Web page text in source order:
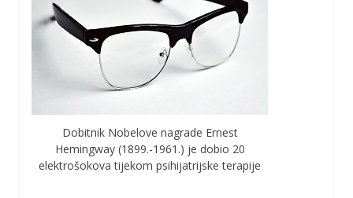
Dobitnik Nobelove nagrade Ernest
Hemingway (1899.-1961.) je dobio 20
elektrošokova tijekom psihijatrijske terapije